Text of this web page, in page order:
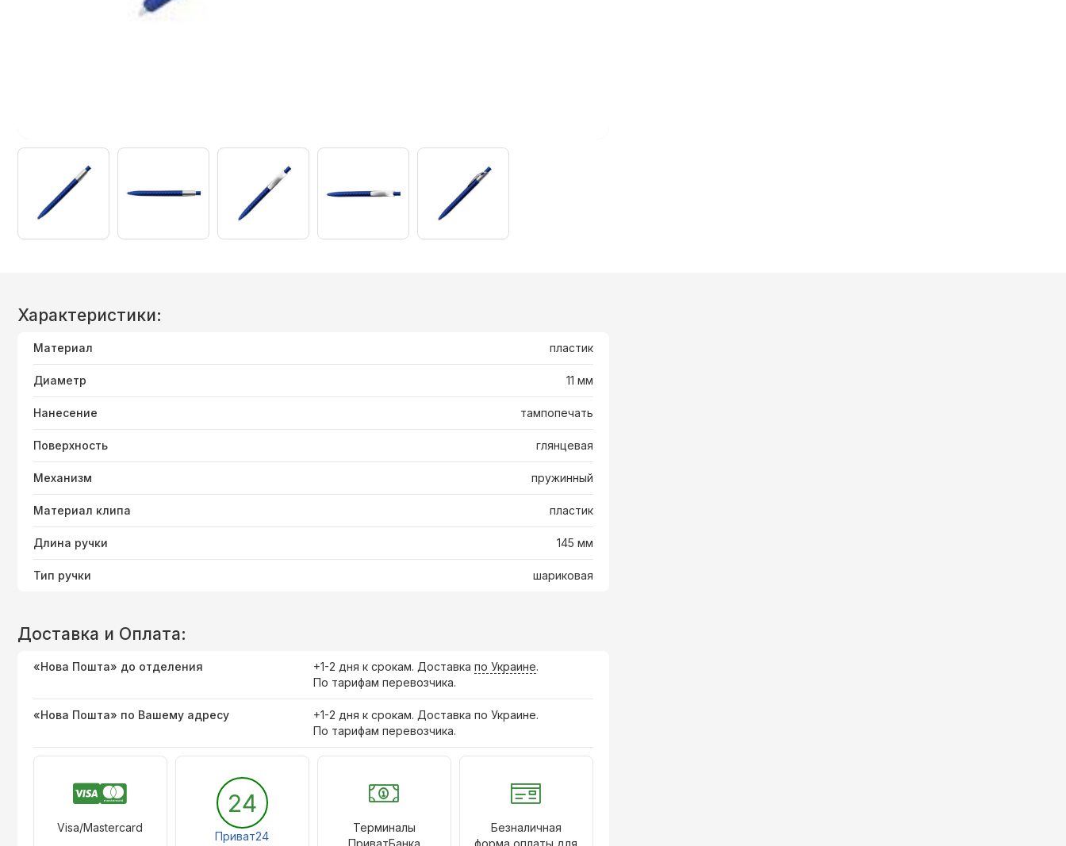
Характеристики:
Материал пластик
Диаметр 11 мм
Нанесение тампопечать
Поверхность глянцевая
Механизм пружинный
Материал клипа пластик
Длина ручки 145 мм
Тип ручки шариковая
Доставка и Оплата:
«Нова Пошта» до отделения +1-2 дня к срокам. Доставка по Украине.
По тарифам перевозчика.
«Нова Пошта» по Вашему адресу
+1-2 дня к срокам. Доставка по Украине.
По тарифам перевозчика.
Visa/Mastercard
24
Приват24
Терминалы
Безналичная